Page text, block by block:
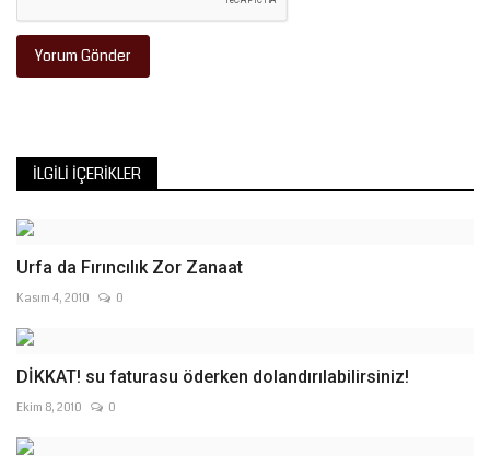
Yorum Gönder
İLGILI İÇERIKLER
Urfa da Fırıncılık Zor Zanaat
Kasım 4, 2010 0
DİKKAT! su faturasu öderken dolandırılabilirsiniz!
Ekim 8, 2010 0